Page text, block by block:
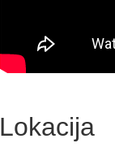
Lokacija